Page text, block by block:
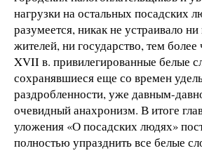
нагрузки на остальных посадских
разумеется, никак не устраивало
жителей, ни государство, тем более
XVII в. привилегированные белые
сохранявшиеся еще со времен
раздробленности, уже давным-
очевидный анахронизм. В итоге
уложения «О посадских людях»
полностью упразднить все белые